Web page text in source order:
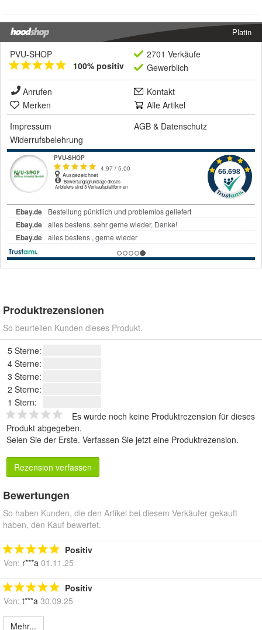
Platin
PVU-SHOP
100% positiv
2701 Verkäufe
Gewerblich
Anrufen
Kontakt
Merken
Alle Artikel
Impressum
AGB & Datenschutz
Widerrufsbelehrung
Produktrezensionen
So beurteilen Kunden dieses Produkt.
5 Sterne:
4 Sterne:
3 Sterne:
2 Sterne:
1 Stern:
Es wurde noch keine Produktrezension für dieses
Produkt abgegeben.
Seien Sie der Erste. Verfassen Sie jetzt eine Produktrezension.
Rezension verfassen
Bewertungen
So haben Kunden, die den Artikel bei diesem Verkäufer gekauft
haben, den Kauf bewertet.
Positiv
Von: r***a 01.11.25
Positiv
Von: t***a 30.09.25
Mehr...